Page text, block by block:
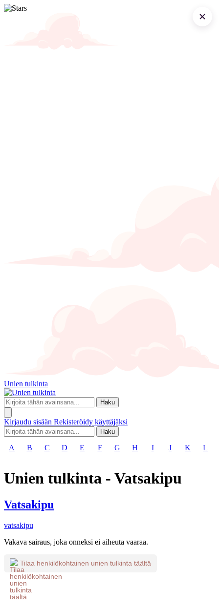
Unien tulkinta
Haku
Kirjaudu sisään Rekisteröidy käyttäjäksi
Haku
A B C D E F G H I J K L
Unien tulkinta - Vatsakipu
Vatsakipu
vatsakipu
Vakava sairaus, joka onneksi ei aiheuta vaaraa.
Tilaa henkilökohtainen unien tulkinta täältä